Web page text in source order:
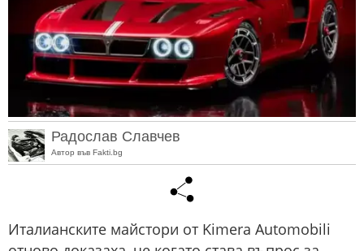
Радослав Славчев
Автор във Fakti.bg
Италианските майстори от Kimera Automobili